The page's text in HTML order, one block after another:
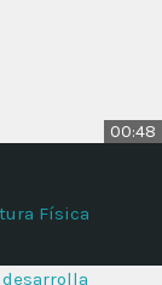
00:48
Física